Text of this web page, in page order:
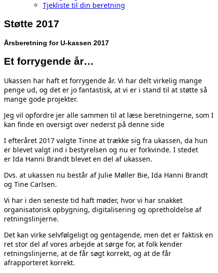
Tjekliste til din beretning
Støtte 2017
Årsberetning for U-kassen 2017
Et forrygende år…
Ukassen har haft et forrygende år. Vi har delt virkelig mange
penge ud, og det er jo fantastisk, at vi er i stand til at støtte så
mange gode projekter.
Jeg vil opfordre jer alle sammen til at læse beretningerne, som I
kan finde en oversigt over nederst på denne side
I efteråret 2017 valgte Tinne at trække sig fra ukassen, da hun
er blevet valgt ind i bestyrelsen og nu er forkvinde. I stedet
er Ida Hanni Brandt blevet en del af ukassen.
Dvs. at ukassen nu består af Julie Møller Bie, Ida Hanni Brandt
og Tine Carlsen.
Vi har i den seneste tid haft møder, hvor vi har snakket
organisatorisk opbygning, digitalisering og opretholdelse af
retningslinjerne.
Det kan virke selvfølgeligt og gentagende, men det er faktisk en
ret stor del af vores arbejde at sørge for, at folk kender
retningslinjerne, at de får søgt korrekt, og at de får
afrapporteret korrekt.